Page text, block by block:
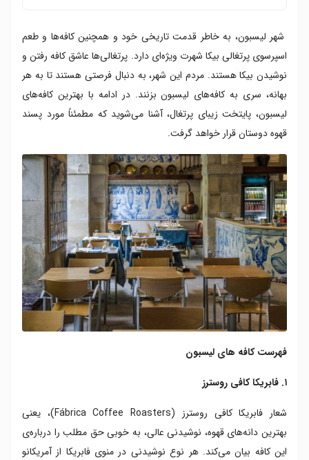
۱. فابریکا کافی روسترز
۲. میل
۳. بتینا و نیکولو کورالو
۵. مونتانا لیسبوا
۶. بریک کافه
۸. ولوسیته
۹. وینچی اویتو کافه
۱۰. ویش اسلو
۱۱. پتی پرینس
۱۲. هایم
۱۳. بواویدا
۱۴. ژاردیم دا استرلا
۱۵. هلو کریستوف
۱۶. ورسای
۱۷. برازیلیرا
۱۸. کونفیتاریا ناسیونال
۱۹. نیکولا
۲۱. تیز
شهر لیسبون، به خاطر قدمت تاریخی خود و همچنین کافه‌ها و طعم
اسپرسوی پرتغالی بیکا شهرت ویژه‌ای دارد. پرتغالی‌ها عاشق کافه رفتن و
نوشیدن بیکا هستند. مردم این شهر، به دنبال فرصتی هستند تا به هر
بهانه، سری به کافه‌های لیسبون بزنند. در ادامه با بهترین کافه‌های
لیسبون، پایتخت زیبای پرتغال، آشنا می‌شوید که مطمئناً مورد پسند
قهوه دوستان قرار خواهد گرفت.
فهرست کافه های لیسبون
۱. فابریکا کافی روسترز
شعار فابریکا کافی روسترز (Fábrica Coffee Roasters)، یعنی
بهترین دانه‌های قهوه، نوشیدنی عالی، به خوبی حق مطلب را درباره‌ی
این کافه بیان می‌کند. هر نوع نوشیدنی در منوی فابریکا از آمریکانو